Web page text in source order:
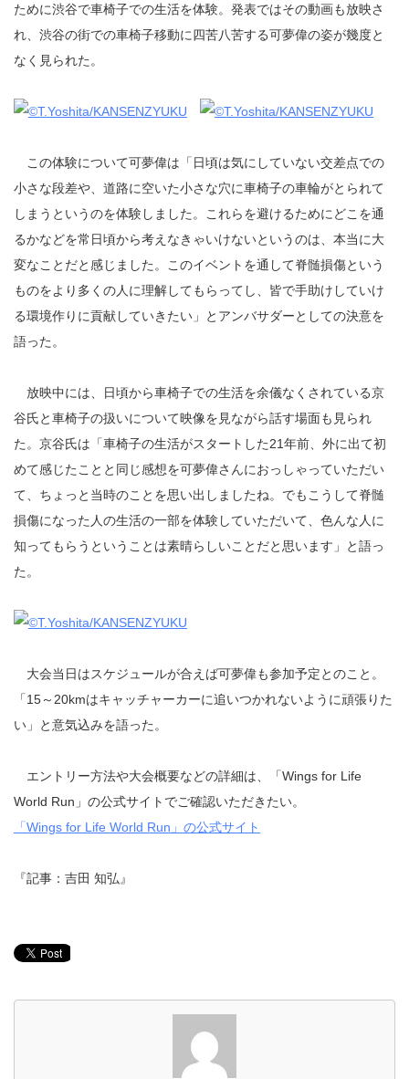
ために渋谷で車椅子での生活を体験。発表ではその動画も放映さ
れ、渋谷の街での車椅子移動に四苦八苦する可夢偉の姿が幾度と
なく見られた。
この体験について可夢偉は「日頃は気にしていない交差点での
小さな段差や、道路に空いた小さな穴に車椅子の車輪がとられて
しまうというのを体験しました。これらを避けるためにどこを通
るかなどを常日頃から考えなきゃいけないというのは、本当に大
変なことだと感じました。このイベントを通して脊髄損傷という
ものをより多くの人に理解してもらってし、皆で手助けしていけ
る環境作りに貢献していきたい」とアンバサダーとしての決意を
語った。
放映中には、日頃から車椅子での生活を余儀なくされている京
谷氏と車椅子の扱いについて映像を見ながら話す場面も見られ
た。京谷氏は「車椅子の生活がスタートした21年前、外に出て初
めて感じたことと同じ感想を可夢偉さんにおっしゃっていただい
て、ちょっと当時のことを思い出しましたね。でもこうして脊髄
損傷になった人の生活の一部を体験していただいて、色んな人に
知ってもらうということは素晴らしいことだと思います」と語っ
た。
大会当日はスケジュールが合えば可夢偉も参加予定とのこと。
「15～20kmはキャッチャーカーに追いつかれないように頑張りた
い」と意気込みを語った。
エントリー方法や大会概要などの詳細は、「Wings for Life
World Run」の公式サイトでご確認いただきたい。
「Wings for Life World Run」の公式サイト
『記事：吉田 知弘』